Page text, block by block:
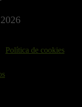
Política de cookies